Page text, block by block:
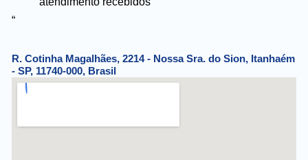
“
R. Cotinha Magalhães, 2214 - Nossa Sra. do Sion, Itanhaém
- SP, 11740-000, Brasil